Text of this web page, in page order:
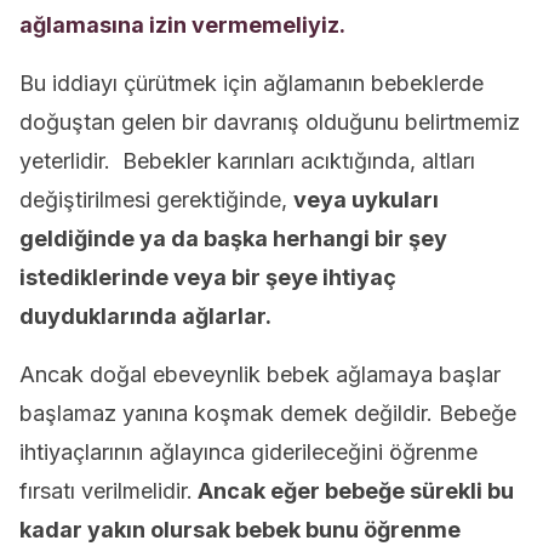
ağlamasına izin vermemeliyiz.
Bu iddiayı çürütmek için ağlamanın bebeklerde
doğuştan gelen bir davranış olduğunu belirtmemiz
yeterlidir. Bebekler karınları acıktığında, altları
değiştirilmesi gerektiğinde, veya uykuları
geldiğinde ya da başka herhangi bir şey
istediklerinde veya bir şeye ihtiyaç
duyduklarında ağlarlar.
Ancak doğal ebeveynlik bebek ağlamaya başlar
başlamaz yanına koşmak demek değildir. Bebeğe
ihtiyaçlarının ağlayınca giderileceğini öğrenme
fırsatı verilmelidir. Ancak eğer bebeğe sürekli bu
kadar yakın olursak bebek bunu öğrenme